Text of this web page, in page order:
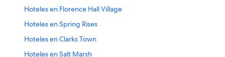
Hoteles en Florence Hall Village
Hoteles en Spring Rises
Hoteles en Clarks Town
Hoteles en Salt Marsh